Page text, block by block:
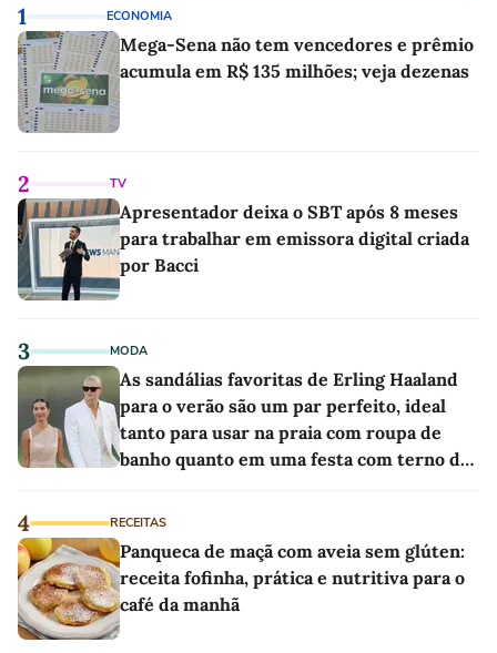
1 ECONOMIA
Mega-Sena não tem vencedores e prêmio
acumula em R$ 135 milhões; veja dezenas
2 TV
Apresentador deixa o SBT após 8 meses
para trabalhar em emissora digital criada
por Bacci
3 MODA
As sandálias favoritas de Erling Haaland
para o verão são um par perfeito, ideal
tanto para usar na praia com roupa de
banho quanto em uma festa com terno de
4 RECEITAS
Panqueca de maçã com aveia sem glúten:
receita fofinha, prática e nutritiva para o
café da manhã